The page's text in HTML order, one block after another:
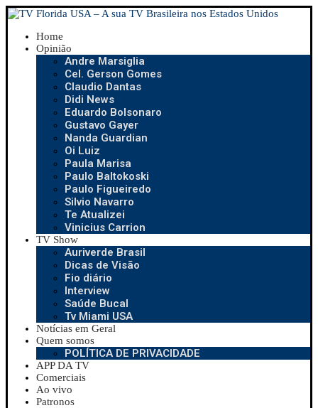
Home
Opinião
Andre Marsiglia
Cel. Gerson Gomes
Claudio Dantas
Didi News
Eduardo Bolsonaro
Gustavo Gayer
Nanda Guardian
Oi Luiz
Paula Marisa
Paulo Baltokoski
Paulo Figueiredo
Silvio Navarro
Te Atualizei
Vinicius Carrion
TV Show
Auriverde Brasil
Dicas de Visão
Fio diário
Interview
Saúde Bucal
Tv Miami USA
Notícias em Geral
Quem somos
POLÍTICA DE PRIVACIDADE
APP DA TV
Comerciais
Ao vivo
Patronos